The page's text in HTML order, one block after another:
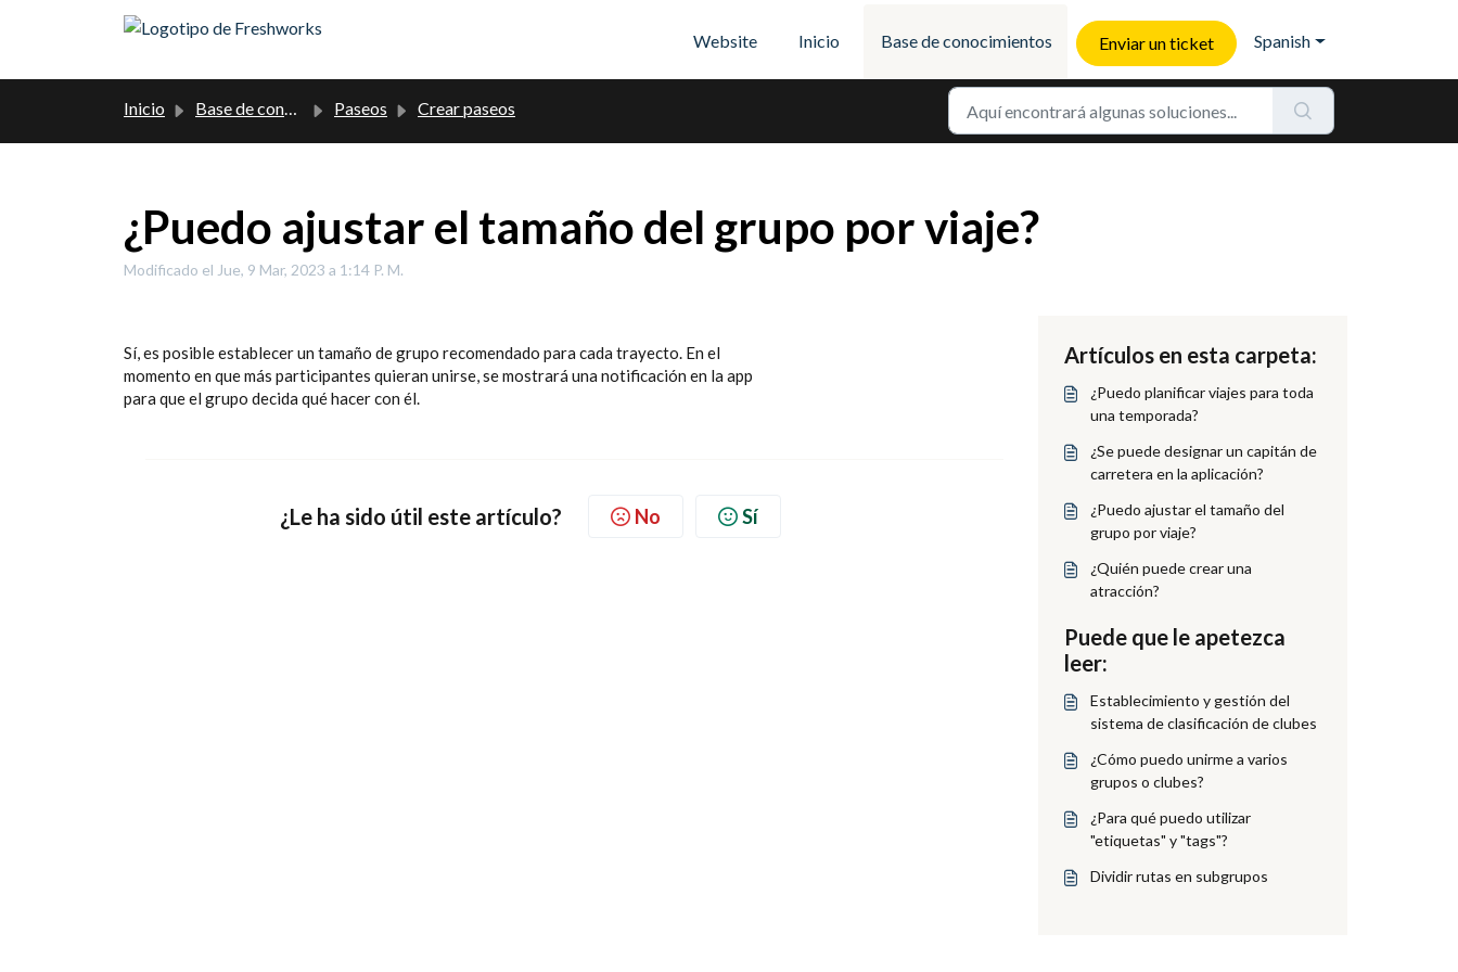
Website
Inicio Base de conocimientos Enviar un ticket Spanish
Inicio Base de conocimientos Paseos Crear paseos
¿Puedo ajustar el tamaño del grupo por viaje?
Modificado el Jue, 9 Mar, 2023 a 1:14 P. M.
Sí, es posible establecer un tamaño de grupo recomendado para cada trayecto. En el
momento en que más participantes quieran unirse, se mostrará una notificación en la app
para que el grupo decida qué hacer con él.
¿Le ha sido útil este artículo? No Sí
Artículos en esta carpeta:
¿Puedo planificar viajes para toda
una temporada?
¿Se puede designar un capitán de
carretera en la aplicación?
¿Puedo ajustar el tamaño del
grupo por viaje?
¿Quién puede crear una
atracción?
Puede que le apetezca
leer:
Establecimiento y gestión del
sistema de clasificación de clubes
¿Cómo puedo unirme a varios
grupos o clubes?
¿Para qué puedo utilizar
"etiquetas" y "tags"?
Dividir rutas en subgrupos